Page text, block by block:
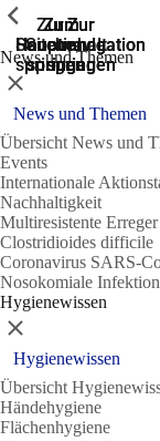
Zur
Suche
springen
Zur
Hauptnavigation
springen
Zur
Hauptnavigation
springen
Zum
Hauptinhalt
springen
Zum
Seitenende
springen
News und Themen
Zeige vorherige
Schließen
News und Themen
Übersicht News und
Events
Internationale
Nachhaltigkeit
Multiresistente Erreger
Clostridioides difficile
Coronavirus SARS-
Nosokomiale
Hygienewissen
Zeige vorherige
Schließen
Hygienewissen
Übersicht
Händehygiene
Flächenhygiene
Zeige vorherige